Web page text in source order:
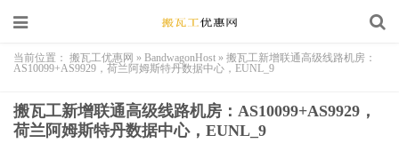
当前位置： 搬瓦工优惠网 » BandwagonHost » 搬瓦工新增联通高级线路机房：
AS10099+AS9929，荷兰阿姆斯特丹数据中心，EUNL_9
搬瓦工新增联通高级线路机房：AS10099+AS9929，
荷兰阿姆斯特丹数据中心，EUNL_9